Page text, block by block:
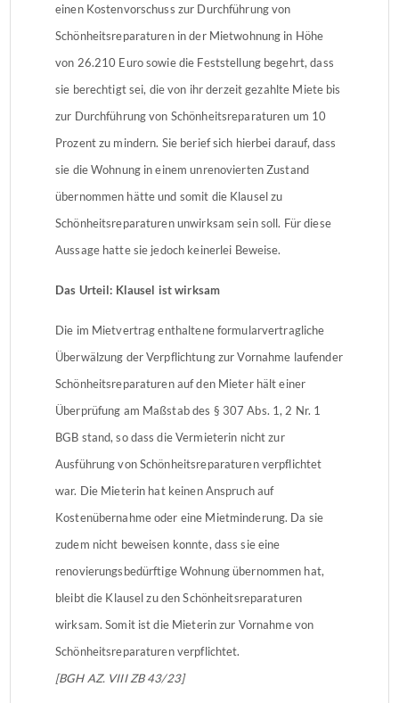
einen Kostenvorschuss zur Durchführung von
Schönheitsreparaturen in der Mietwohnung in Höhe
von 26.210 Euro sowie die Feststellung begehrt, dass
sie berechtigt sei, die von ihr derzeit gezahlte Miete bis
zur Durchführung von Schönheitsreparaturen um 10
Prozent zu mindern. Sie berief sich hierbei darauf, dass
sie die Wohnung in einem unrenovierten Zustand
übernommen hätte und somit die Klausel zu
Schönheitsreparaturen unwirksam sein soll. Für diese
Aussage hatte sie jedoch keinerlei Beweise.
Das Urteil: Klausel ist wirksam
Die im Mietvertrag enthaltene formularvertragliche
Überwälzung der Verpflichtung zur Vornahme laufender
Schönheitsreparaturen auf den Mieter hält einer
Überprüfung am Maßstab des § 307 Abs. 1, 2 Nr. 1
BGB stand, so dass die Vermieterin nicht zur
Ausführung von Schönheitsreparaturen verpflichtet
war. Die Mieterin hat keinen Anspruch auf
Kostenübernahme oder eine Mietminderung. Da sie
zudem nicht beweisen konnte, dass sie eine
renovierungsbedürftige Wohnung übernommen hat,
bleibt die Klausel zu den Schönheitsreparaturen
wirksam. Somit ist die Mieterin zur Vornahme von
Schönheitsreparaturen verpflichtet.
[BGH AZ. VIII ZB 43/23]